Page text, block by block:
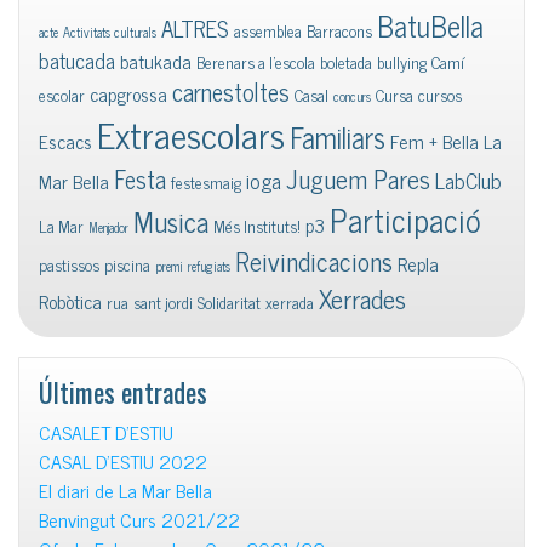
acte Activitats culturals ALTRES assemblea Barracons BatuBella
batucadabatukada Berenars a l'escola boletada bullyingCamí
escolar capgrossacarnestoltes Casal concurs Cursa cursos
Escacs ExtraescolarsFamiliars Fem + Bella La
Mar Bella FestafestesmaigiogaJuguem ParesLabClub
La Mar Menjador Musica Més Instituts! p3 Participació
pastissos piscina premi refugiats Reivindicacions Repla
Robòtica rua sant jordi Solidaritatxerrada Xerrades
Últimes entrades
CASALET D’ESTIU
CASAL D’ESTIU 2022
El diari de La Mar Bella
Benvingut Curs 2021/22